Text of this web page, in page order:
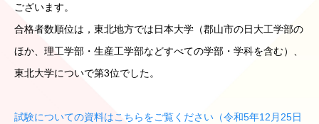
ございます。
合格者数順位は，東北地方では日本大学（郡山市の日大工学部の
ほか、理工学部・生産工学部などすべての学部・学科を含む）、
東北大学についで第3位でした。
試験についての資料はこちらをご覧ください（令和5年12月25日